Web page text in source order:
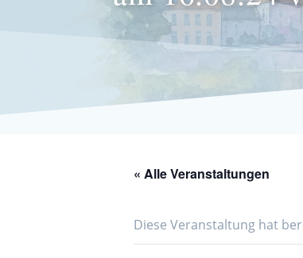
« Alle Veranstaltungen
Diese Veranstaltung hat